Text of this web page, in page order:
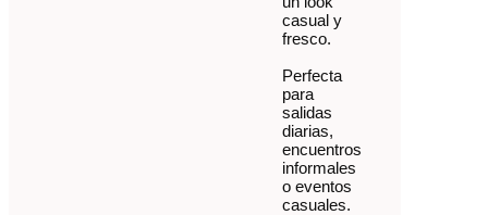
casual y
fresco.
Perfecta
para
salidas
diarias,
encuentros
informales
o eventos
casuales.